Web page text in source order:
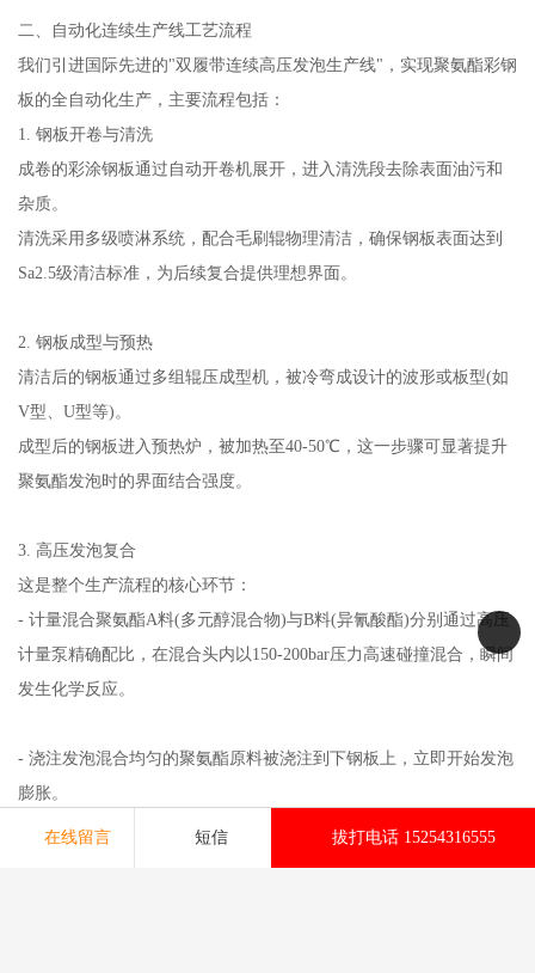
二、自动化连续生产线工艺流程
我们引进国际先进的"双履带连续高压发泡生产线"，实现聚氨酯彩钢
板的全自动化生产，主要流程包括：
1. 钢板开卷与清洗
成卷的彩涂钢板通过自动开卷机展开，进入清洗段去除表面油污和
杂质。
清洗采用多级喷淋系统，配合毛刷辊物理清洁，确保钢板表面达到
Sa2.5级清洁标准，为后续复合提供理想界面。
2. 钢板成型与预热
清洁后的钢板通过多组辊压成型机，被冷弯成设计的波形或板型(如
V型、U型等)。
成型后的钢板进入预热炉，被加热至40-50℃，这一步骤可显著提升
聚氨酯发泡时的界面结合强度。
3. 高压发泡复合
这是整个生产流程的核心环节：
- 计量混合聚氨酯A料(多元醇混合物)与B料(异氰酸酯)分别通过高压
计量泵精确配比，在混合头内以150-200bar压力高速碰撞混合，瞬间
发生化学反应。
- 浇注发泡混合均匀的聚氨酯原料被浇注到下钢板上，立即开始发泡
膨胀。
此时上下钢板在双履带输送系统带动下匀速前进，通过精确温控的
在线留言 短信 拔打电话 15254316555